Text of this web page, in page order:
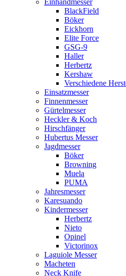
Einhandmesser
BlackField
Böker
Eickhorn
Elite Force
GSG-9
Haller
Herbertz
Kershaw
Verschiedene
Einsatzmesser
Finnenmesser
Gürtelmesser
Heckler & Koch
Hirschfänger
Hubertus Messer
Jagdmesser
Böker
Browning
Muela
PUMA
Jahresmesser
Karesuando
Kindermesser
Herbertz
Nieto
Opinel
Victorinox
Laguiole Messer
Macheten
Neck Knife